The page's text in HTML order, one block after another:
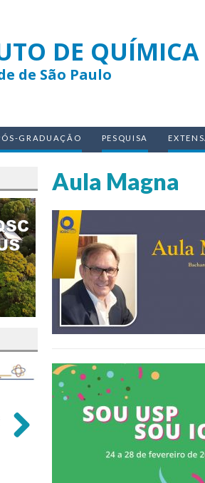
DE QUÍMICA
de São Paulo
GRADUAÇÃO PESQUISA
Aula Magna